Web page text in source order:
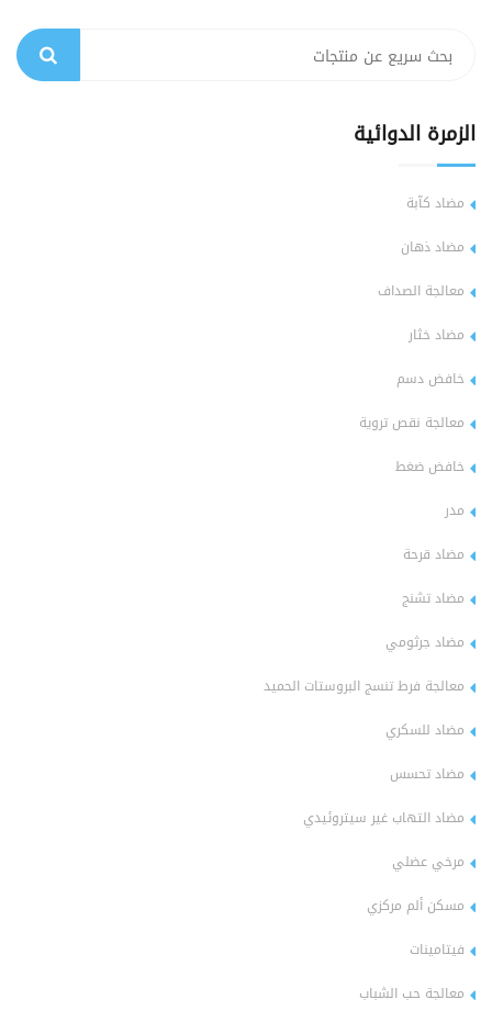
الزمرة الدوائية
مضاد كآبة
مضاد ذهان
معالجة الصداف
مضاد خثار
خافض دسم
معالجة نقص تروية
خافض ضغط
مدر
مضاد قرحة
مضاد تشنج
مضاد جرثومي
معالجة فرط تنسج البروستات الحميد
مضاد للسكري
مضاد تحسس
مضاد التهاب غير سيتروئيدي
مرخي عضلي
مسكن ألم مركزي
فيتامينات
معالجة حب الشباب